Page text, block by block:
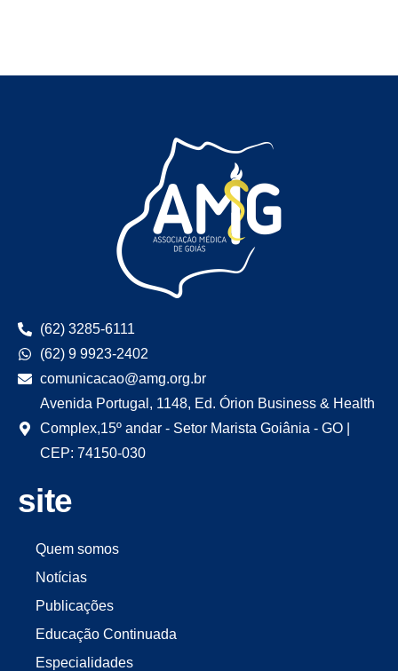
(62) 3285-6111
(62) 9 9923-2402
comunicacao@amg.org.br
Avenida Portugal, 1148, Ed. Órion Business & Health
Complex,15º andar - Setor Marista Goiânia - GO |
CEP: 74150-030
site
Quem somos
Notícias
Publicações
Educação Continuada
Especialidades